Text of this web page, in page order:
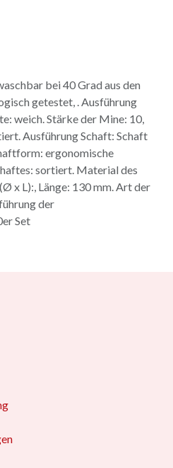
bei 40 Grad aus den
getestet, . Ausführung
weich. Stärke der Mine: 10,
Ausführung Schaft: Schaft
ergonomische
sortiert. Material des
x L):, Länge: 130 mm. Art der
der
Set